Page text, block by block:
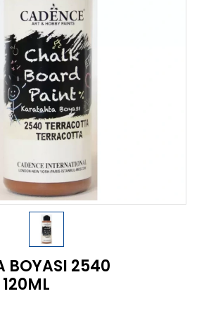
BOYASI 2540